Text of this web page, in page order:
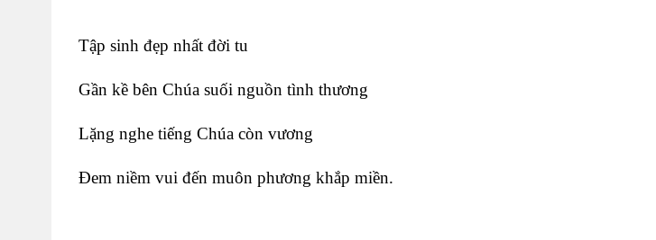
Tập sinh đẹp nhất đời tu
Gần kề bên Chúa suối nguồn tình thương
Lặng nghe tiếng Chúa còn vương
Đem niềm vui đến muôn phương khắp miền.